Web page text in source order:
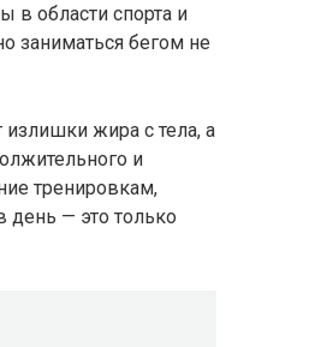
в области спорта и
заниматься бегом не
жира с тела, а
и
тренировкам,
день — это только